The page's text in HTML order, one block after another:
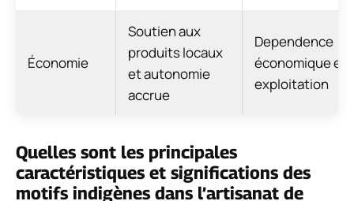
Économie
Soutien aux
produits locaux
et autonomie
accrue
Dependence
économique et
exploitation
Quelles sont les principales
caractéristiques et significations des
motifs indigènes dans l’artisanat de